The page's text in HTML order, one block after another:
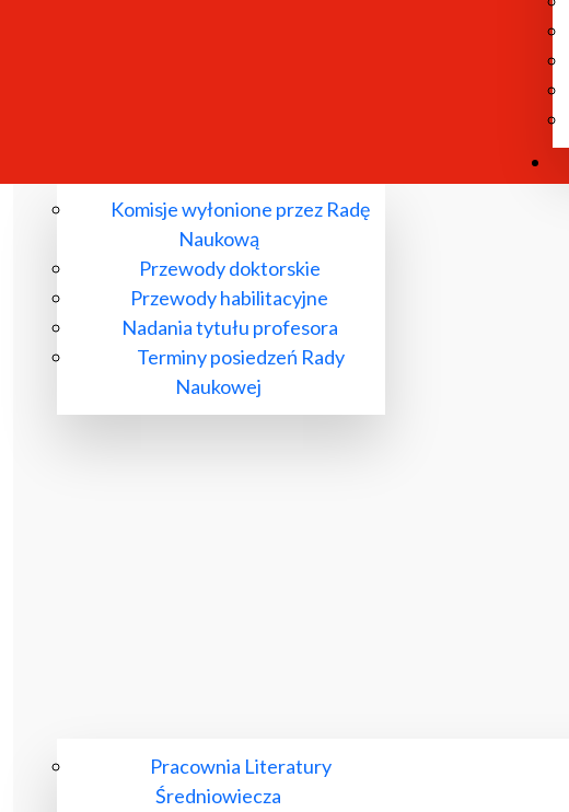
Komisje wyłonione przez Radę
Naukową
Przewody doktorskie
Przewody habilitacyjne
Nadania tytułu profesora
Terminy posiedzeń Rady
Naukowej
Pracownia Literatury
Średniowiecza